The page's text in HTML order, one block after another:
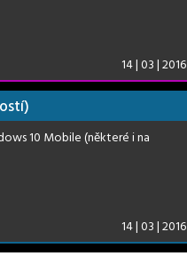
14 | 03 | 2016
10 Mobile (některé i na
14 | 03 | 2016